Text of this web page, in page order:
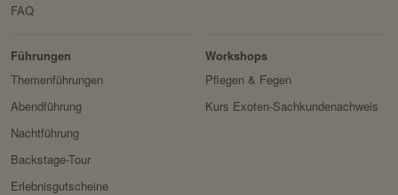
FAQ
Zoo
Führungen
Themenführungen
Abendführung
Nachtführung
Backstage-Tour
Erlebnisgutscheine
Workshops
Pflegen & Fegen
Kurs Exoten-Sachkundenachweis
&
Forschung